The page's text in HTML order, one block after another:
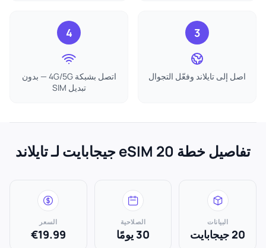
3
اصل إلى تايلاند وفعّل التجوال
4
اتصل بشبكة 4G/5G — بدون
تبديل SIM
تفاصيل خطة eSIM 20 جيجابايت لـ تايلاند
البيانات
20 جيجابايت
الصلاحية
30 يومًا
السعر
€19.99